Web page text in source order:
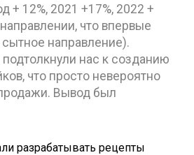
+ 12%, 2021 +17%, 2022 +
что впервые
сытное направление).
нас к созданию
что просто невероятно
Вывод был
разрабатывать рецепты